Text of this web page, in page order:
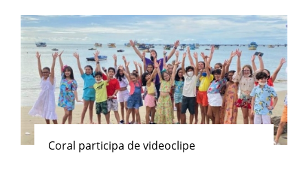
Coral participa de videoclipe